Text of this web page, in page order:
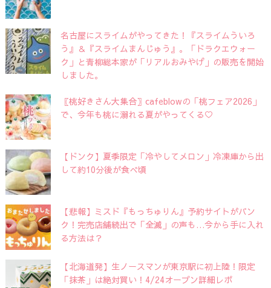
名古屋にスライムがやってきた！『スライムういろ
う』＆『スライムまんじゅう』。「ドラクエウォー
ク」と青柳総本家が「リアルおみやげ」の販売を開始
しました。
〖桃好きさん大集合〗cafeblowの「桃フェア2026」
で、今年も桃に溺れる夏がやってくる♡
【ドンク】夏季限定「冷やしてメロン」冷凍庫から出
して約10分後が食べ頃
【悲報】ミスド『もっちゅりん』予約サイトがパン
ク！完売店舗続出で「全滅」の声も…今から手に入れ
る方法は？
【北海道発】生ノースマンが東京駅に初上陸！限定
「抹茶」は絶対買い！4/24オープン詳細レポ